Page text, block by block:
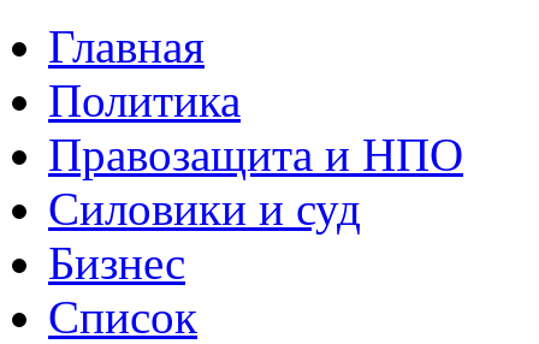
Главная
Политика
Правозащита и НПО
Силовики и суд
Бизнес
Список